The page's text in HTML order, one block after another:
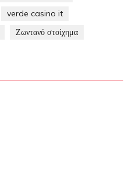
verde casino it
Ζωντανό στοίχημα